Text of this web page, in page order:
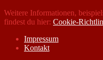
Weitere Informationen,
findest du hier: Cookie-
Impressum
Kontakt